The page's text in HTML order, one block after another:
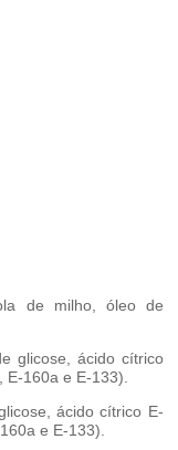
de milho, óleo de
glicose, ácido cítrico
E-160a e E-133).
ácido cítrico E-
e E-133).